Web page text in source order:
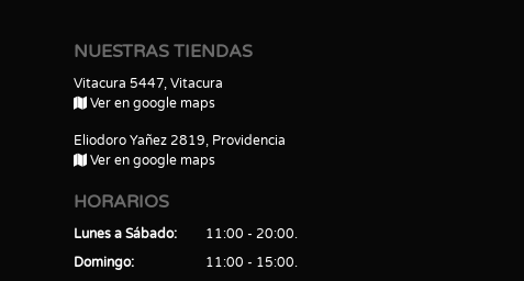
NUESTRAS TIENDAS
Vitacura 5447, Vitacura
Ver en google maps
Eliodoro Yañez 2819, Providencia
Ver en google maps
HORARIOS
Lunes a Sábado
11:00 - 20:00
Domingo
11:00 - 15:00